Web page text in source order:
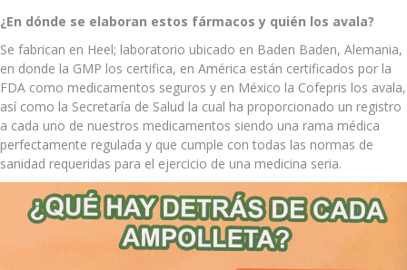
¿En dónde se elaboran estos fármacos y quién los avala?
Se fabrican en Heel; laboratorio ubicado en Baden Baden, Alemania,
en donde la GMP los certifica, en América están certificados por la
FDA como medicamentos seguros y en México la Cofepris los avala,
así como la Secretaría de Salud la cual ha proporcionado un registro
a cada uno de nuestros medicamentos siendo una rama médica
perfectamente regulada y que cumple con todas las normas de
sanidad requeridas para el ejercicio de una medicina seria.